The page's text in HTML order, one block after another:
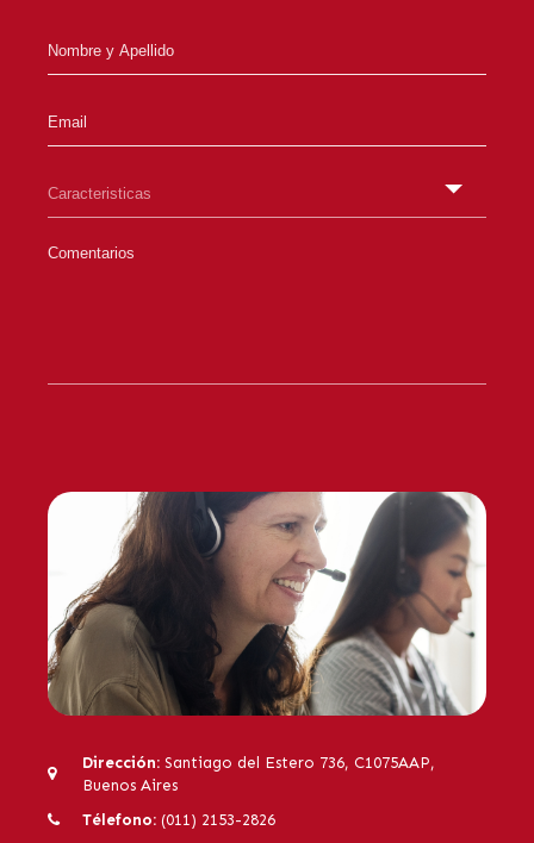
Dirección:Santiago del Estero 736, C1075AAP,
Buenos Aires
Télefono:(011) 2153-2826